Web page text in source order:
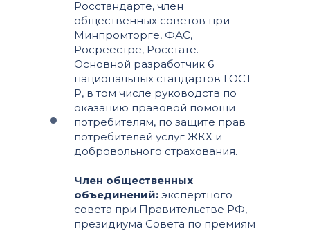
Росстандарте, член
общественных советов при
Минпромторге, ФАС,
Росреестре, Росстате.
Основной разработчик 6
национальных стандартов ГОСТ
Р, в том числе руководств по
оказанию правовой помощи
потребителям, по защите прав
потребителей услуг ЖКХ и
добровольного страхования.
Член общественных
объединений: экспертного
совета при Правительстве РФ,
президиума Совета по премиям